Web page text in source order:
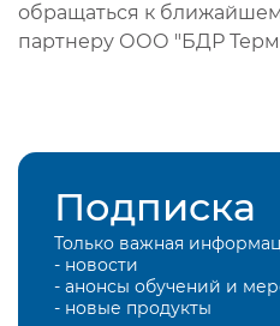
обращаться к
партнеру ООО "БДР
Подписка
Только важная
- новости
- анонсы обучений и
- новые продукты